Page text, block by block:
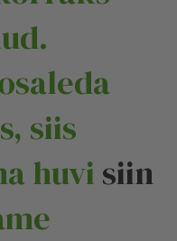
siis
huvi siin